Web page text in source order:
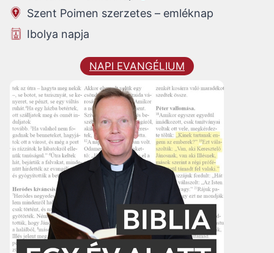
Szent Poimen szerzetes – emléknap
Ibolya napja
NAPI EVANGÉLIUM